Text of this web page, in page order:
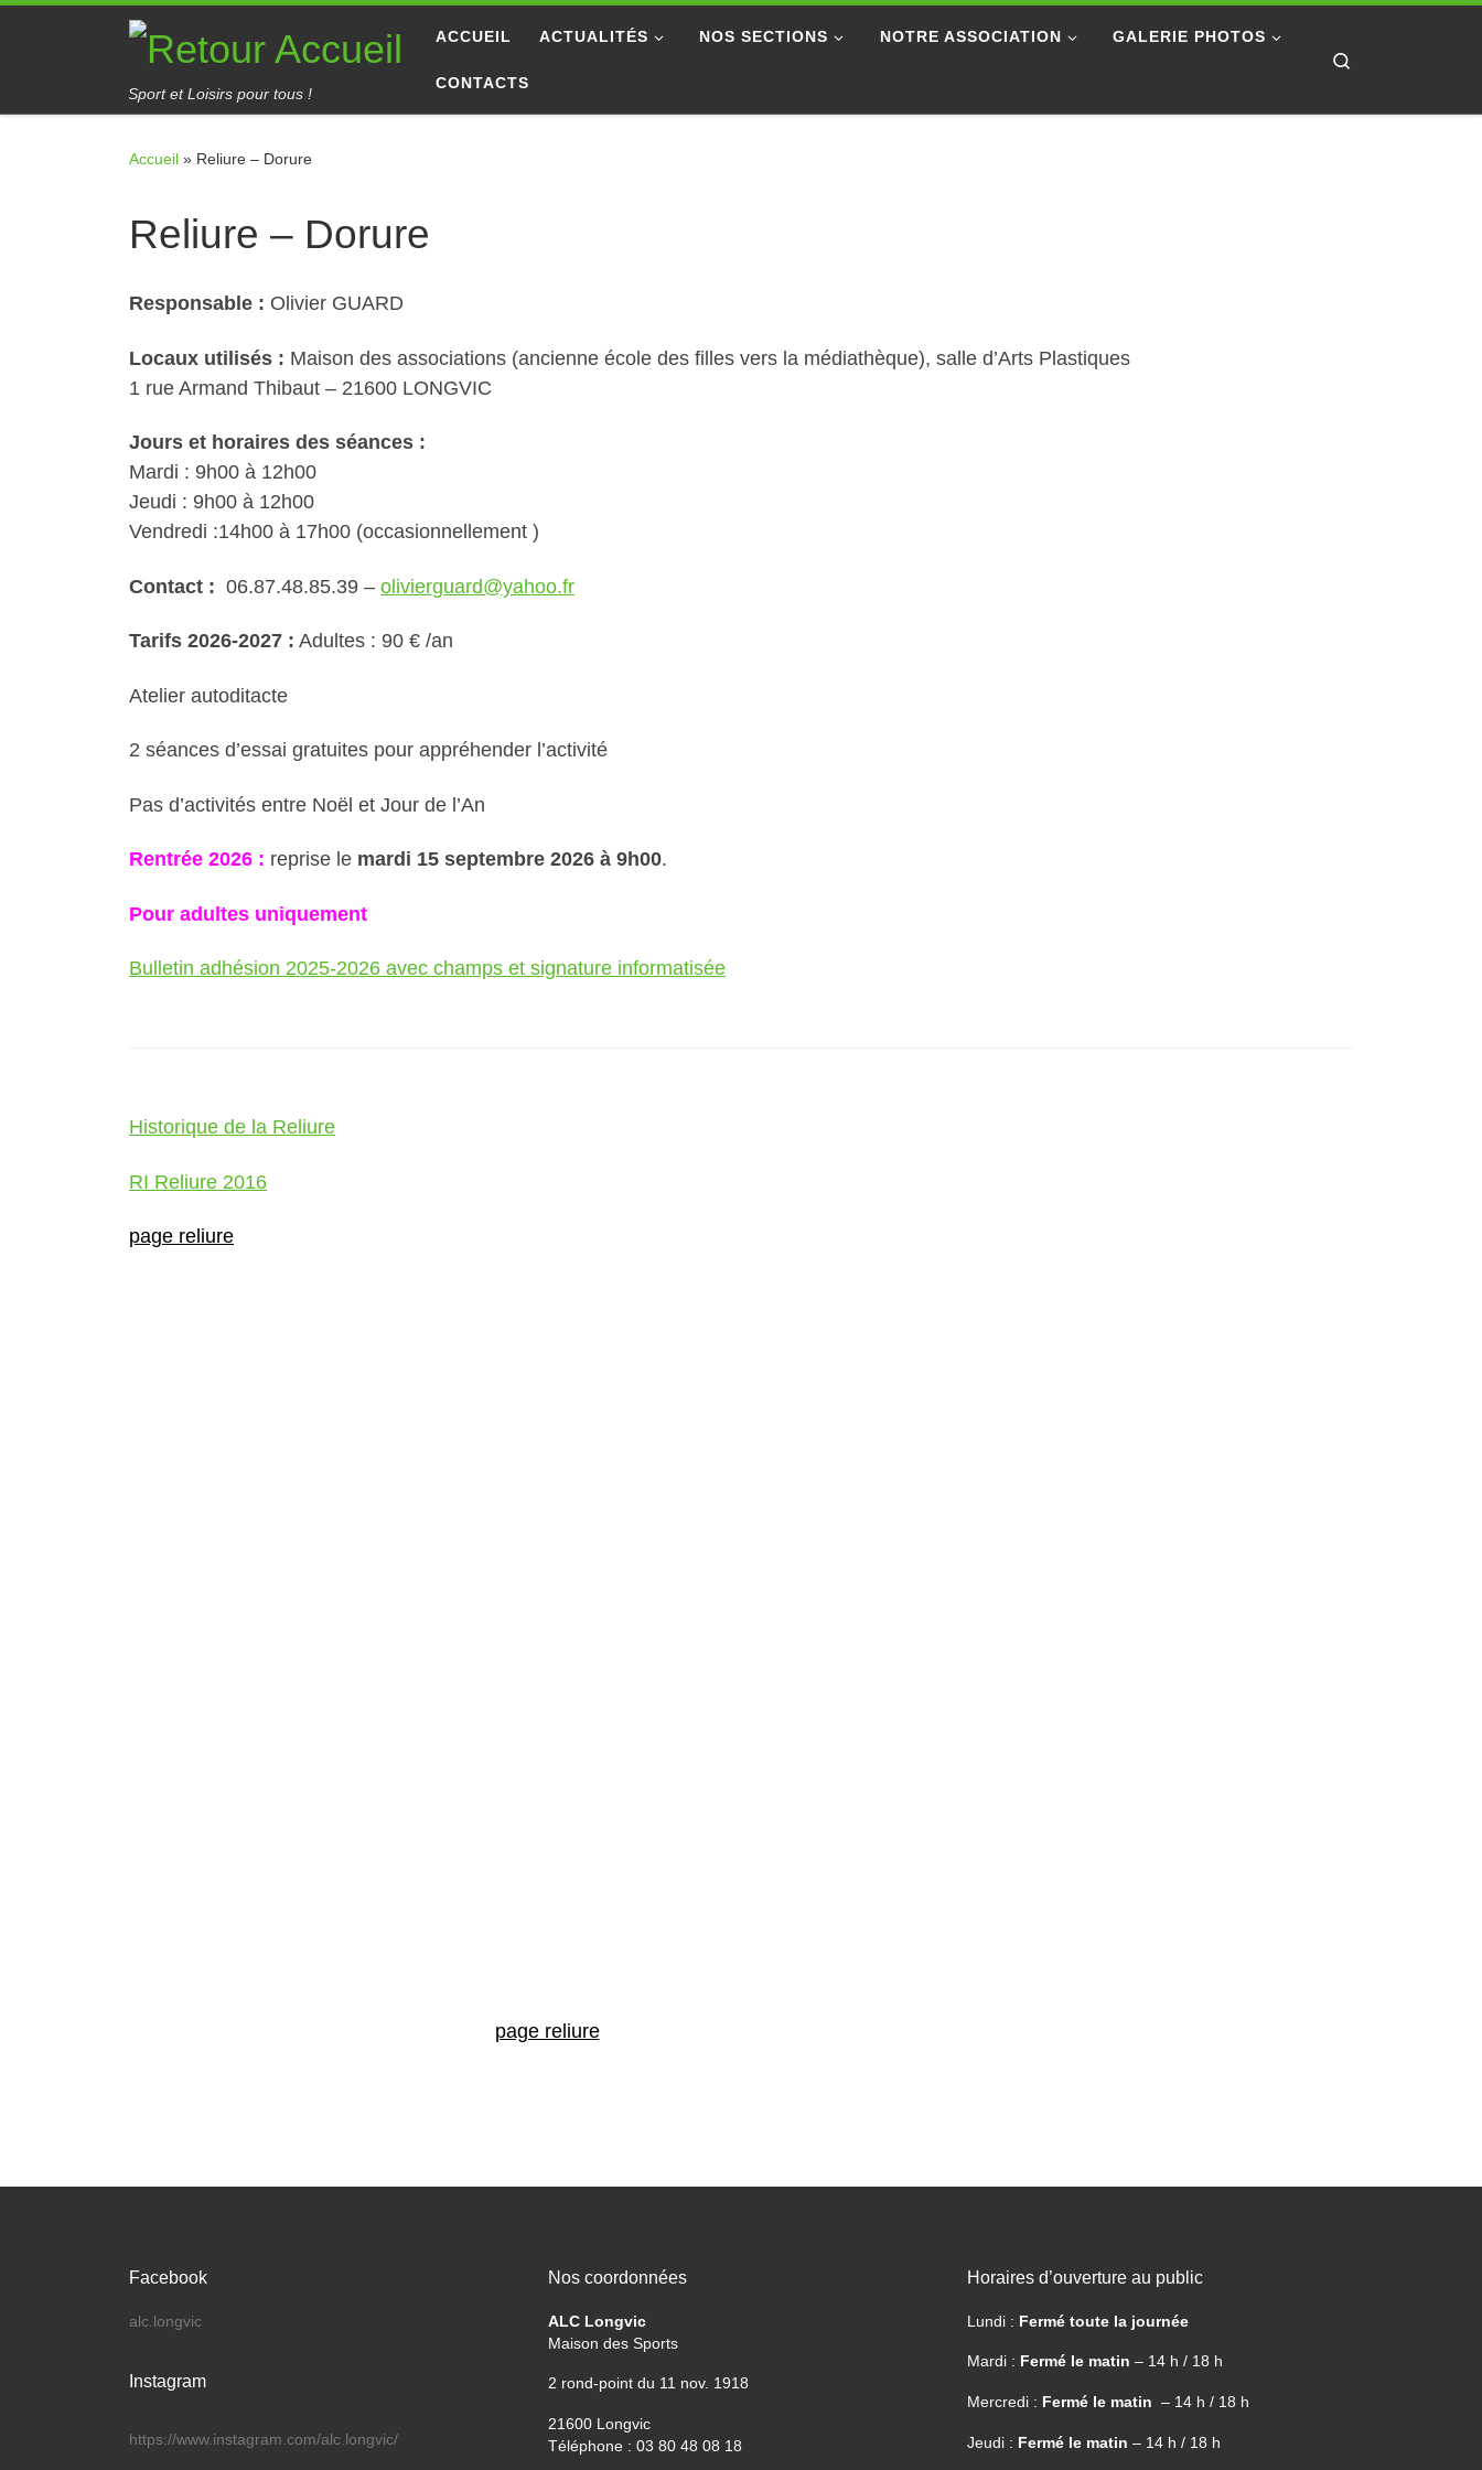
Passer au contenu
Sport et Loisirs pour tous !
ACCUEIL ACTUALITÉS NOS SECTIONS NOTRE ASSOCIATION GALERIE PHOTOS
CONTACTS
Accueil » Reliure – Dorure
Reliure – Dorure
Responsable : Olivier GUARD
Locaux utilisés : Maison des associations (ancienne école des filles vers la médiathèque), salle d’Arts Plastiques
1 rue Armand Thibaut – 21600 LONGVIC
Jours et horaires des séances :
Mardi : 9h00 à 12h00
Jeudi : 9h00 à 12h00
Vendredi :14h00 à 17h00 (occasionnellement )
Contact : 06.87.48.85.39 – olivierguard@yahoo.fr
Tarifs 2026-2027 : Adultes : 90 € /an
Atelier autoditacte
2 séances d’essai gratuites pour appréhender l’activité
Pas d’activités entre Noël et Jour de l’An
Rentrée 2026 : reprise le mardi 15 septembre 2026 à 9h00.
Pour adultes uniquement
Bulletin adhésion 2025-2026 avec champs et signature informatisée
Historique de la Reliure
RI Reliure 2016
page reliure
page reliure
Facebook
alc.longvic
Instagram
https://www.instagram.com/alc.longvic/
Nos coordonnées
ALC Longvic
Maison des Sports
2 rond-point du 11 nov. 1918
21600 Longvic
Téléphone : 03 80 48 08 18
Horaires d’ouverture au public
Lundi : Fermé toute la journée
Mardi : Fermé le matin – 14 h / 18 h
Mercredi : Fermé le matin – 14 h / 18 h
Jeudi : Fermé le matin – 14 h / 18 h